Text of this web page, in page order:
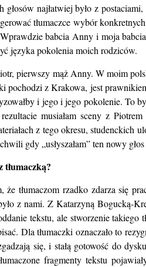
najłatwiej było z
tłumaczce wybór
babcia Anny i moja
języka pokolenia moich rodziców.
pierwszy mąż Anny. W moim
pochodzi z Krakowa, jest
i jego i jego pokolenie. To
musiałam sceny z
z tego okresu, studenckich
gdy „usłyszałam” ten nowy
tłumaczką?
że tłumaczom rzadko zdarza się
z nami. Z Katarzyną Bogucką-
tekstu, ale stworzenie
Dla tłumaczki oznaczało to
się, i stałą gotowość do
fragmenty tekstu